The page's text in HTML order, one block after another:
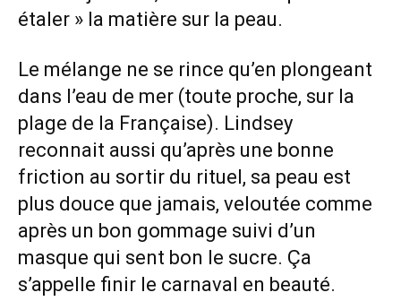
étaler » la matière sur la peau.
Le mélange ne se rince qu’en plongeant
dans l’eau de mer (toute proche, sur la
plage de la Française). Lindsey
reconnait aussi qu’après une bonne
friction au sortir du rituel, sa peau est
plus douce que jamais, veloutée comme
après un bon gommage suivi d’un
masque qui sent bon le sucre. Ça
s’appelle finir le carnaval en beauté.